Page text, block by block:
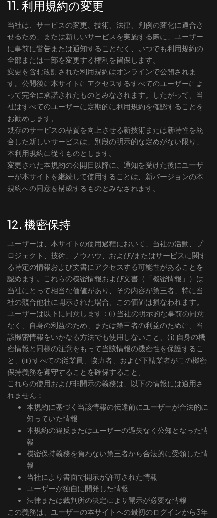
11. 利用規約の変更
当社は、サービスの変更、技術、法律、判例の変化に適合さ
せるため、または新しいサービスを実施する際に、ユーザー
に事前に警告または通知することなく、いつでも利用規約の
全部または一部を変更する権利を留保します。
変更を含む改訂された利用規約はオンラインで公開されま
す。公開後に本サイトにアクセスするすべてのユーザーによ
って完全に承諾されたものとみなされます。したがって、当
社はすべてのユーザーに定期的に利用規約を確認することを
お勧めします。
既存のサービスの品質を向上させる新技術または新特性を統
合した新しいサービスは、別段の明示的な定めがない限り、
本利用規約に従うものとします。
変更された本規約の公開日以降に、通知を受けた後にユーザ
ーが本サイトを継続して使用することは、新バージョンの本
規約への同意を構成するものとみなされます。
12. 機密保持
ユーザーは、本サイトの使用過程において、当社の活動、プ
ロジェクト、技術、ノウハウ、および/またはサービスに関す
る特定の情報および文書にアクセスする可能性があることを
認めます。これらの機密情報および文書（「機密情報」）は
当社にとって相当な価値があり、その内容が第三者、特に当
社の競合他社に開示された場合、この価値は損なわれます。
ユーザーは以下に同意します：(i) 当社の明示的な事前の同意
なく、自身の利益のため、または第三者の利益のために、当
該機密情報をいかなる方法でも使用しないこと、(ii) 自身の機
密情報と同様の注意をもって当該情報の機密性を保護するこ
と、(iii) すべての従業員、協力者、および下請業者がこの機密
保持義務を遵守することを確保すること。
これらの使用および非開示の義務は、以下の情報には適用さ
れません：
本規約に基づく当該情報の伝達前にユーザーが合法的に
知っていた情報
本規約の違反またはユーザーの過失なく公知となった情
報
機密保持義務を負わない第三者から合法的に受領した情
報
当社により書面で開示が許可された情報
ユーザーが独自に開発した情報
法律または裁判所の決定により開示が必要な情報
この義務は、ユーザーの本サイトへの最初のログインから3年